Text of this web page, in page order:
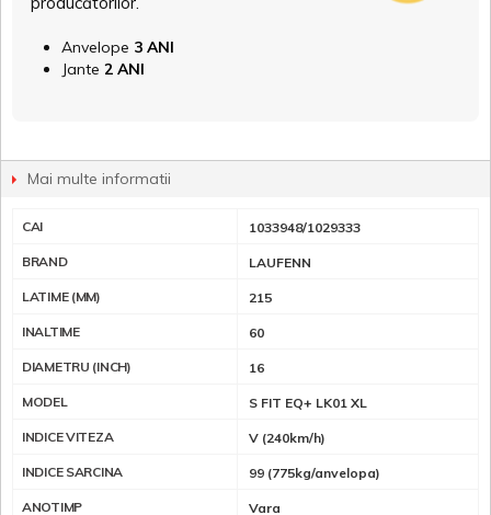
Anvelope 3 ANI
Jante 2 ANI
Mai multe informatii
CAI 1033948/1029333
BRAND LAUFENN
LATIME (MM) 215
INALTIME 60
DIAMETRU (INCH) 16
MODEL S FIT EQ+ LK01 XL
INDICE VITEZA V (240km/h)
INDICE SARCINA 99 (775kg/anvelopa)
ANOTIMP Vara